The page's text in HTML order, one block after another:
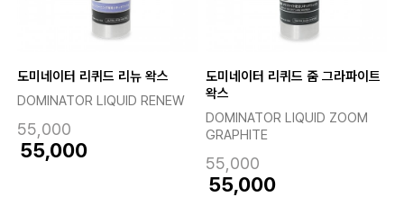
도미네이터 리퀴드 리뉴 왁스
DOMINATOR LIQUID RENEW
55,000
55,000
도미네이터 리퀴드 줌 그라파이트
왁스
DOMINATOR LIQUID ZOOM
GRAPHITE
55,000
55,000